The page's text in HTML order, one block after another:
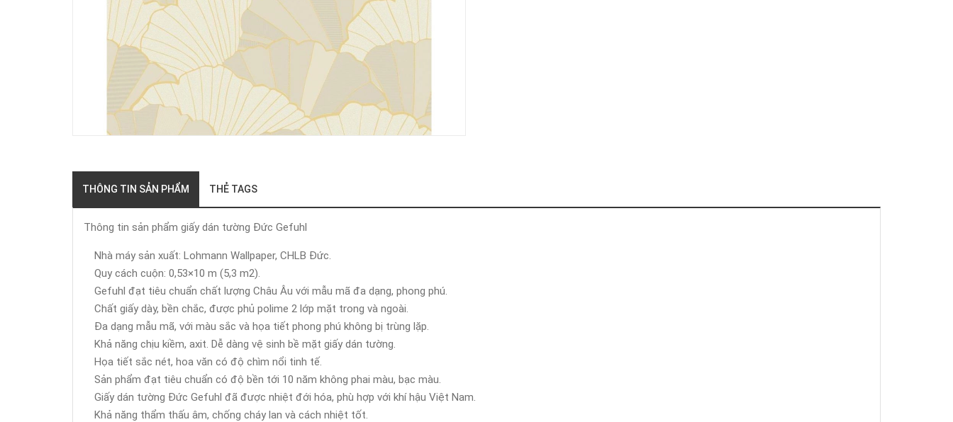
THÔNG TIN SẢN PHẨM THẺ TAGS
Thông tin sản phẩm giấy dán tường Đức Gefuhl
Nhà máy sản xuất: Lohmann Wallpaper, CHLB Đức.
Quy cách cuộn: 0,53×10 m (5,3 m2).
Gefuhl đạt tiêu chuẩn chất lượng Châu Âu với mẫu mã đa dạng, phong phú.
Chất giấy dày, bền chắc, được phủ polime 2 lớp mặt trong và ngoài.
Đa dạng mẫu mã, với màu sắc và họa tiết phong phú không bị trùng lặp.
Khả năng chịu kiềm, axit. Dễ dàng vệ sinh bề mặt giấy dán tường.
Họa tiết sắc nét, hoa văn có độ chìm nổi tinh tế.
Sản phẩm đạt tiêu chuẩn có độ bền tới 10 năm không phai màu, bạc màu.
Giấy dán tường Đức Gefuhl đã được nhiệt đới hóa, phù hợp với khí hậu Việt Nam.
Khả năng thẩm thấu âm, chống cháy lan và cách nhiệt tốt.